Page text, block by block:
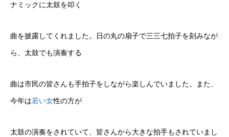
ナミックに太鼓を叩く
曲を披露してくれました。日の丸の扇子で三三七拍子を刻みなが
ら、太鼓でも演奏する
曲は市民の皆さんも手拍子をしながら楽しんでいました。また、
今年は若い女性の方が
太鼓の演奏をされていて、皆さんから大きな拍手もされていまし